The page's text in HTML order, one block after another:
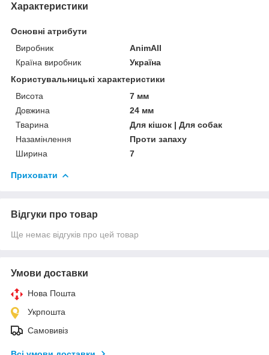
Характеристики
Основні атрибути
Виробник
AnimAll
Країна виробник
Україна
Користувальницькі характеристики
Висота
7 мм
Довжина
24 мм
Тварина
Для кішок | Для собак
Назамінлення
Проти запаху
Ширина
7
Приховати
Відгуки про товар
Ще немає відгуків про цей товар
Умови доставки
Нова Пошта
Укрпошта
Самовивіз